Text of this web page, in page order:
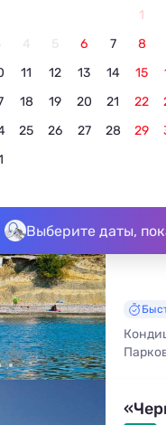
1
4 5 6 7 8
11 12 13 14 15
18 19 20 21 22
25 26 27 28 29
Выберите даты,
из 2
в Головинке без
гостиницу у
кухней и сменой
До